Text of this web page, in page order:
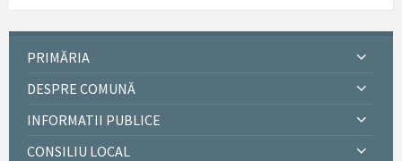
PRIMĂRIA
DESPRE COMUNĂ
INFORMATII PUBLICE
CONSILIU LOCAL